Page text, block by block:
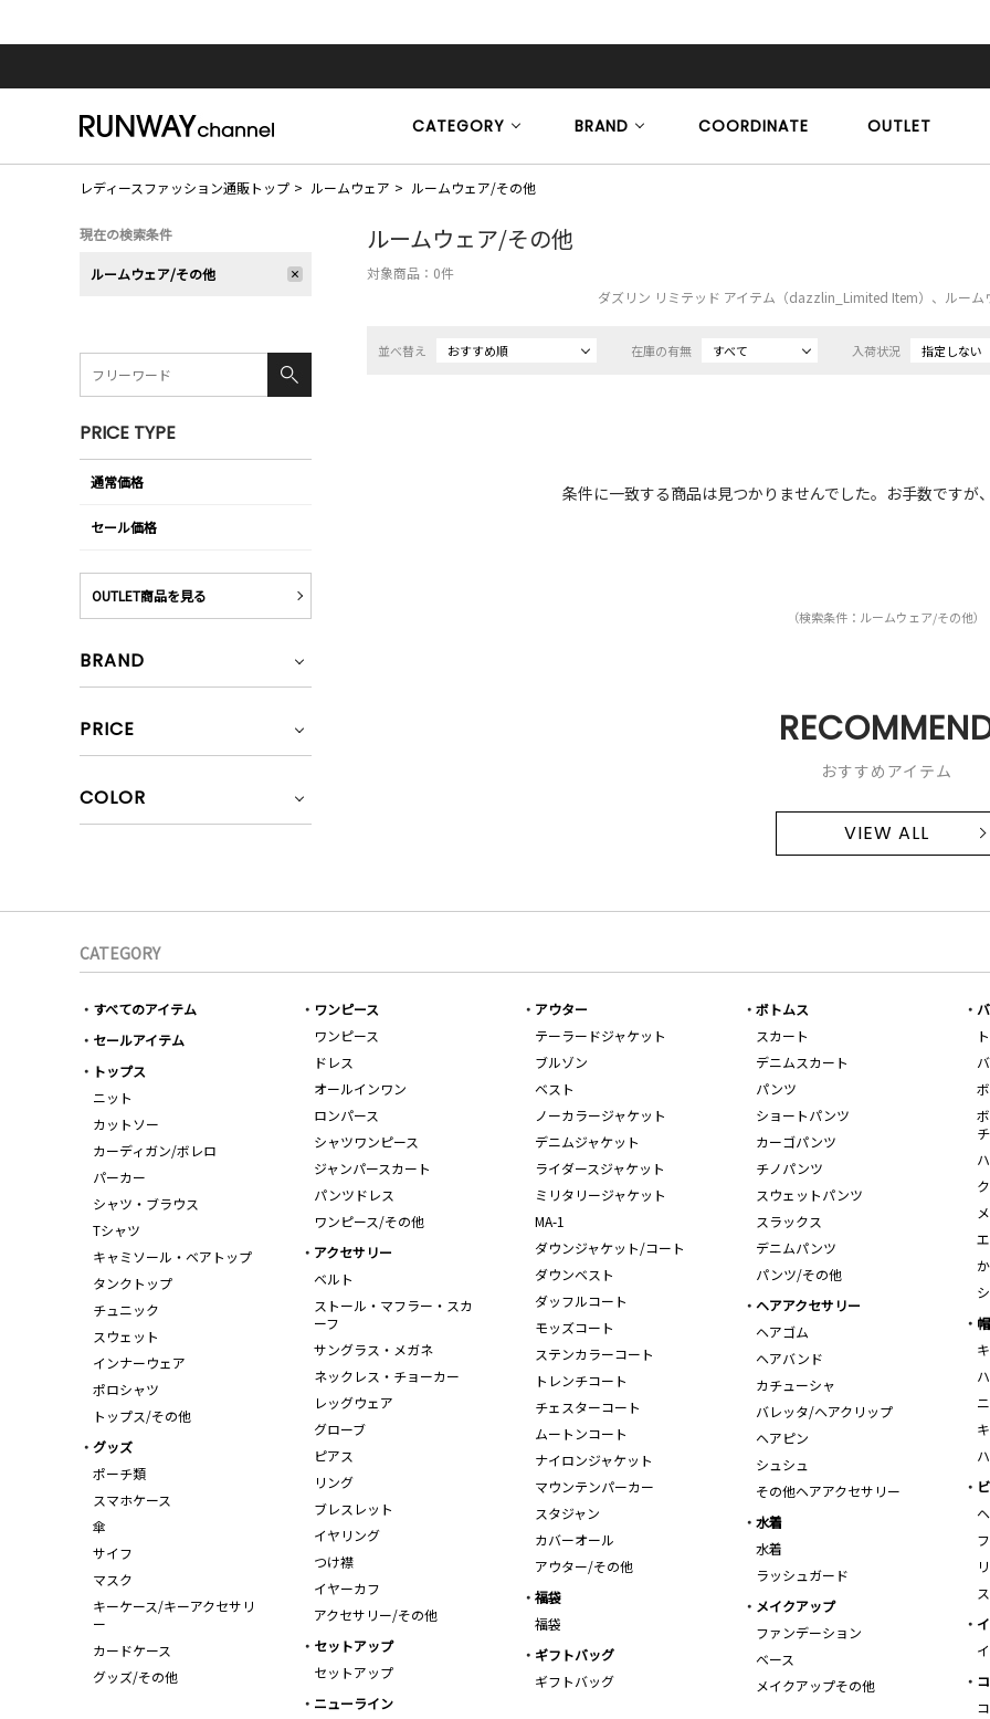
CATEGORY BRAND COORDINATE OUTLET
レディースファッション通販トップ ルームウェア ルームウェア/その他
ルームウェア/その他
対象商品： 0件
ダズリン リミテッド アイテム（dazzlin_Limited Item）、ルー
並べ替え おすすめ順 在庫の有無 すべて 入荷状況 指定しない
条件に一致する商品は見つかりませんでした。お手数ですが
（検索条件：ルームウェア/その他）
おすすめアイテム
VIEW ALL
現在の検索条件
ルームウェア/その他
PRICE TYPE
通常価格
セール価格
OUTLET商品を見る
BRAND
PRICE
COLOR
CATEGORY
すべてのアイテム
セールアイテム
トップス
ニット
カットソー
カーディガン/ボレロ
パーカー
シャツ・ブラウス
Tシャツ
キャミソール・ベアトップ
タンクトップ
チュニック
スウェット
インナーウェア
ポロシャツ
トップス/その他
ワンピース
ワンピース
ドレス
オールインワン
ロンパース
シャツワンピース
ジャンパースカート
パンツドレス
ワンピース/その他
アウター
テーラードジャケット
ブルゾン
ベスト
ノーカラージャケット
デニムジャケット
ライダースジャケット
ミリタリージャケット
MA-1
ダウンジャケット/コート
ダウンベスト
ダッフルコート
モッズコート
ステンカラーコート
トレンチコート
チェスターコート
ムートンコート
ナイロンジャケット
マウンテンパーカー
スタジャン
カバーオール
アウター/その他
ボトムス
スカート
デニムスカート
パンツ
ショートパンツ
カーゴパンツ
チノパンツ
スウェットパンツ
スラックス
デニムパンツ
パンツ/その他
チ
アクセサリー
ベルト
ストール・マフラー・スカ
ーフ
サングラス・メガネ
ネックレス・チョーカー
レッグウェア
グローブ
ピアス
リング
ブレスレット
イヤリング
つけ襟
イヤーカフ
アクセサリー/その他
ヘアアクセサリー
ヘアゴム
ヘアバンド
カチューシャ
バレッタ/ヘアクリップ
ヘアピン
シュシュ
その他ヘアアクセサリー
グッズ
ポーチ類
スマホケース
傘
サイフ
マスク
キーケース/キーアクセサリ
ー
カードケース
グッズ/その他
水着
水着
ラッシュガード
福袋
福袋
メイクアップ
ファンデーション
ベース
メイクアップその他
セットアップ
セットアップ
ギフトバッグ
ギフトバッグ
ニューライン